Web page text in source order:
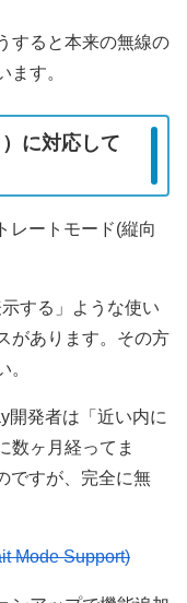
すると本来の無線の
ます。
に対応して
レートモード(縦向
する」ような使い
があります。その方
。
開発者は「近い内に
数ヶ月経ってま
ですが、完全に無
Mode Support)